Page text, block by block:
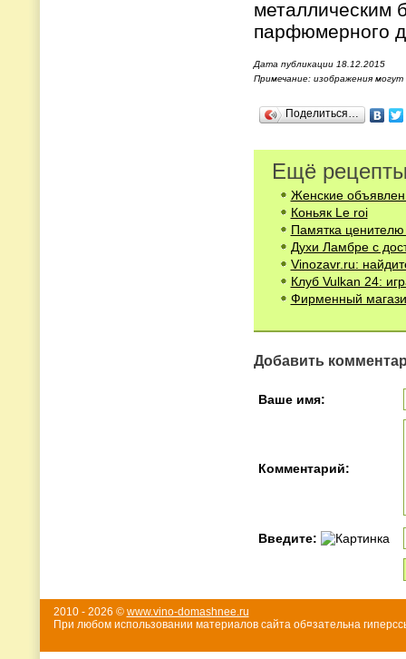
металлическим
Дата публикации 18.12.2015
Примечание: изображения
Поделиться…
Ещё
Женские
Коньяк Le roi
Памятка
Духи Ламбре с
Vinozavr.ru:
Клуб Vulkan 24:
Фирменный
Добавить
Ваше имя:
Комментарий:
Введите:
2010 - 2026 © www.vino-domashnee.ru
При любом использовании материалов сайта об¤зательна